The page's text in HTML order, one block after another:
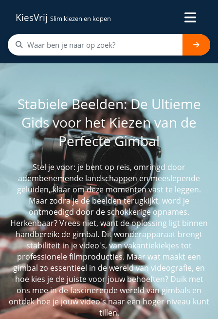
KiesVrij Slim kiezen en kopen
Stabiele Beelden: De Ultieme
Gids voor het Kiezen van de
Perfecte Gimbal
Stel je voor: je bent op reis, omringd door
adembenemende landschappen en meeslepende
geluiden, klaar om deze momenten vast te leggen.
Maar zodra je de beelden terugkijkt, word je
ontmoedigd door de schokkerige opnames.
Herkenbaar? Vrees niet, want de oplossing ligt binnen
handbereik: de gimbal. Dit wonderapparaat brengt
stabiliteit in je video's, van vakantiekiekjes tot
professionele filmproducties. Maar wat maakt een
gimbal zo essentieel in de wereld van videografie, en
hoe kies je de juiste voor jouw behoeften? Duik met
ons mee in de fascinerende wereld van gimbals en
ontdek hoe je jouw video's naar een hoger niveau kunt
tillen.